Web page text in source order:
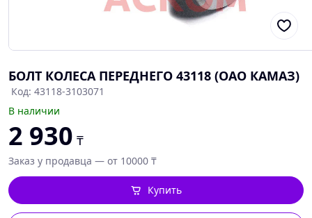
БОЛТ КОЛЕСА ПЕРЕДНЕГО 43118 (ОАО КАМАЗ)
Код: 43118-3103071
В наличии
2 930 ₸
Заказ у продавца — от 10000 ₸
Купить